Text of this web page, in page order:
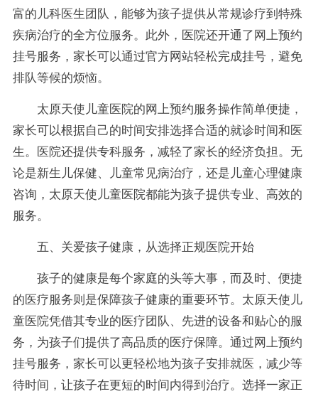
富的儿科医生团队，能够为孩子提供从常规诊疗到特殊
疾病治疗的全方位服务。此外，医院还开通了网上预约
挂号服务，家长可以通过官方网站轻松完成挂号，避免
排队等候的烦恼。
太原天使儿童医院的网上预约服务操作简单便捷，
家长可以根据自己的时间安排选择合适的就诊时间和医
生。医院还提供专科服务，减轻了家长的经济负担。无
论是新生儿保健、儿童常见病治疗，还是儿童心理健康
咨询，太原天使儿童医院都能为孩子提供专业、高效的
服务。
五、关爱孩子健康，从选择正规医院开始
孩子的健康是每个家庭的头等大事，而及时、便捷
的医疗服务则是保障孩子健康的重要环节。太原天使儿
童医院凭借其专业的医疗团队、先进的设备和贴心的服
务，为孩子们提供了高品质的医疗保障。通过网上预约
挂号服务，家长可以更轻松地为孩子安排就医，减少等
待时间，让孩子在更短的时间内得到治疗。选择一家正